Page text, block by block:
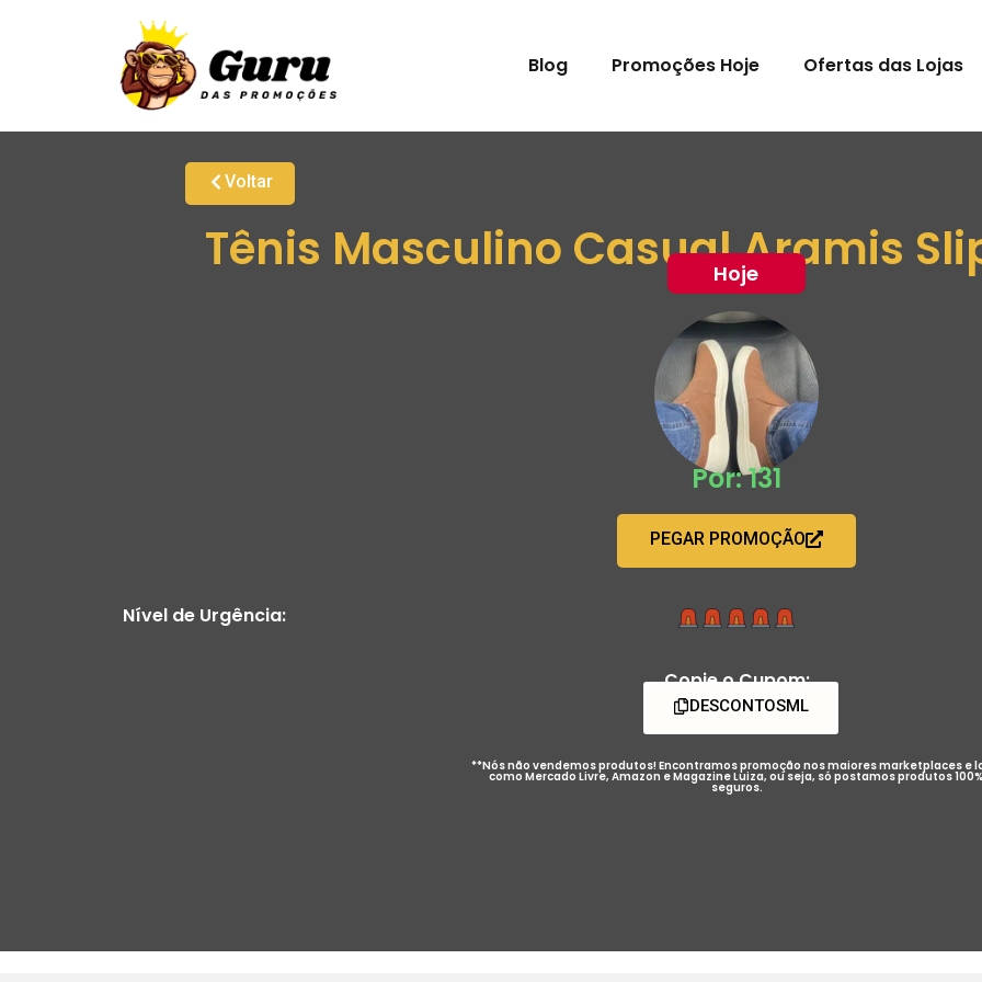
Blog Promoções Hoje Ofertas das Lojas
Voltar
Tênis Masculino Casual Aramis
Hoje
Por: 131
PEGAR PROMOÇÃO
Nível de Urgência:
Copie o Cupom:
DESCONTOSML
**Nós não vendemos produtos! Encontramos promoção nos maiores marketplaces e
como Mercado Livre, Amazon e Magazine Luiza, ou seja, só postamos produtos 100%
seguros.